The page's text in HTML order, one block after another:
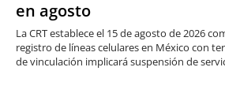
en agosto
La CRT establece el 15 de agosto de 2026
registro de líneas celulares en México con
de vinculación implicará suspensión de